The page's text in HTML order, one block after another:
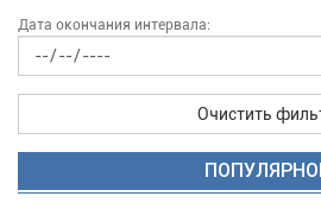
Дата окончания интервала:
Очистить